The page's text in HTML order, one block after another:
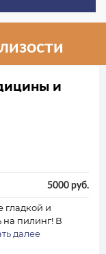
и
5000 руб.
гладкой и
на пилинг! В
далее